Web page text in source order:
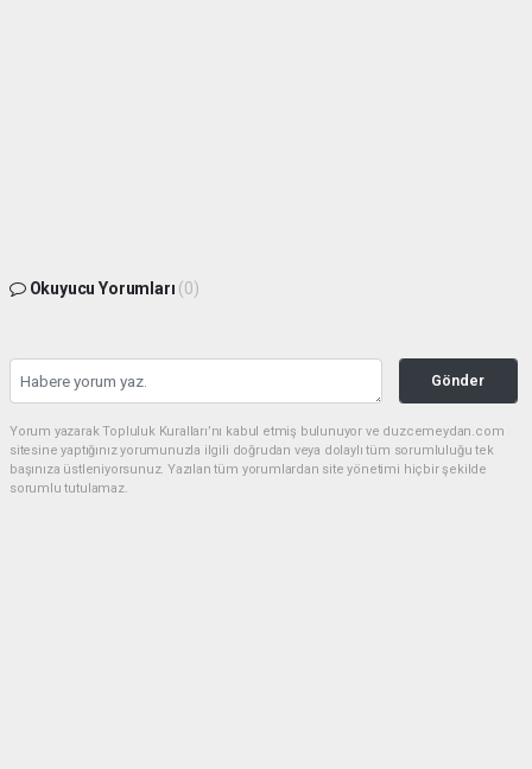
Okuyucu Yorumları (0)
Gönder
Yorum yazarak Topluluk Kuralları’nı kabul etmiş bulunuyor ve duzcemeydan.com
sitesine yaptığınız yorumunuzla ilgili doğrudan veya dolaylı tüm sorumluluğu tek
başınıza üstleniyorsunuz. Yazılan tüm yorumlardan site yönetimi hiçbir şekilde
sorumlu tutulamaz.